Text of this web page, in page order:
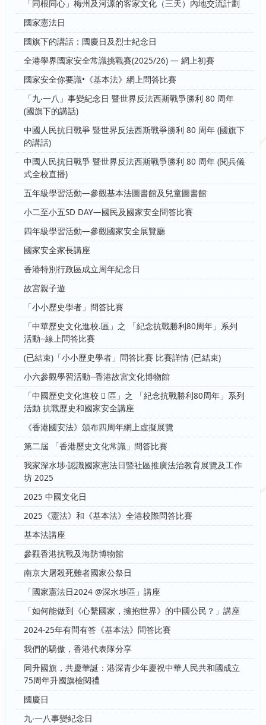
「同根同心」梅州及河源的客家文化（三天）內地交流計劃
國家憲法日
國旗下的講話：國慶日及烈士紀念日
全港學界國家安全常識挑戰賽(2025/26) — 網上初賽
國家安全你要識•《基本法》網上問答比賽
「九‧一八」事變紀念日 暨世界反法西斯戰爭勝利 80 周年
(國旗下的講話)
中國人民抗日戰爭 暨世界反法西斯戰爭勝利 80 周年 (國旗下
的講話)
中國人民抗日戰爭 暨世界反法西斯戰爭勝利 80 周年 (閱兵儀
式全校直播)
五年級學習活動—參觀基本法圖書館及兒童圖書館
小二至小五SD DAY—國民及國家安全問答比賽
四年級學習活動—參觀國家安全展覽廳
國家安全家長講座
香港特別行政區成立周年紀念日
故宮親子遊
「小小歷史學者」問答比賽
「中華歷史文化進校.區」之 「紀念抗戰勝利80周年」系列
活動--線上問答比賽
(已結束)「小小歷史學者」問答比賽 比賽詳情 (已結束)
小六參觀學習活動--香港故宮文化博物館
「中國歷史文化進校  區」之 「紀念抗戰勝利80周年」系列
活動 抗戰歷史和國家安全講座
《香港國安法》頒布四周年網上虛擬展覽
第二屆 「香港歷史文化常識」問答比賽
我家深水埗‧認識國家憲法日暨社區推廣法治教育展覽及工作
坊 2025
2025 中國文化日
2025《憲法》和《基本法》全港校際問答比賽
基本法講座
參觀香港抗戰及海防博物館
南京大屠殺死難者國家公祭日
「國家憲法日2024 @深水埗區」講座
「如何能做到《心繫國家，擁抱世界》的中國公民？」講座
2024-25年有問有答《基本法》問答比賽
我們的驕傲，香港代表隊分享
同升國旗，共慶華誕：港深青少年慶祝中華人民共和國成立
75周年升國旗檢閱禮
國慶日
九‧一八事變紀念日